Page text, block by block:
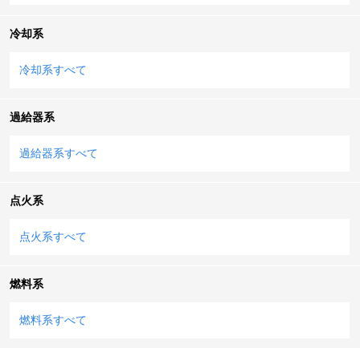
冷却系
冷却系すべて
過給器系
過給器系すべて
点火系
点火系すべて
燃料系
燃料系すべて